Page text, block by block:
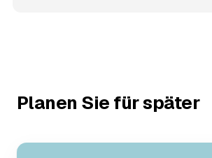
Planen Sie für später